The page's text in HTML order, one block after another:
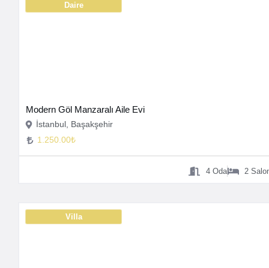
Daire
Modern Göl Manzaralı Aile Evi
İstanbul, Başakşehir
1.250.00₺
4Oda 2
Villa